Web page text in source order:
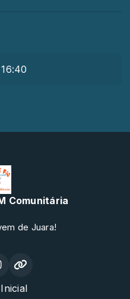
Comunitária
de Juara!